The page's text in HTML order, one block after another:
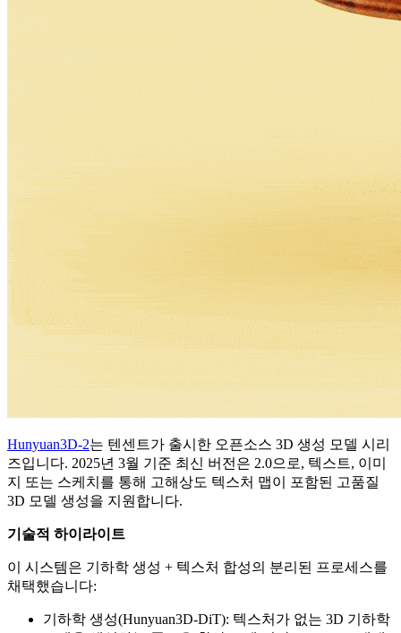
Hunyuan3D-2는 텐센트가 출시한 오픈소스 3D 생성 모델 시리
즈입니다. 2025년 3월 기준 최신 버전은 2.0으로, 텍스트, 이미
지 또는 스케치를 통해 고해상도 텍스처 맵이 포함된 고품질
3D 모델 생성을 지원합니다.
기술적 하이라이트
이 시스템은 기하학 생성 + 텍스처 합성의 분리된 프로세스를
채택했습니다:
기하학 생성(Hunyuan3D-DiT): 텍스처가 없는 3D 기하학